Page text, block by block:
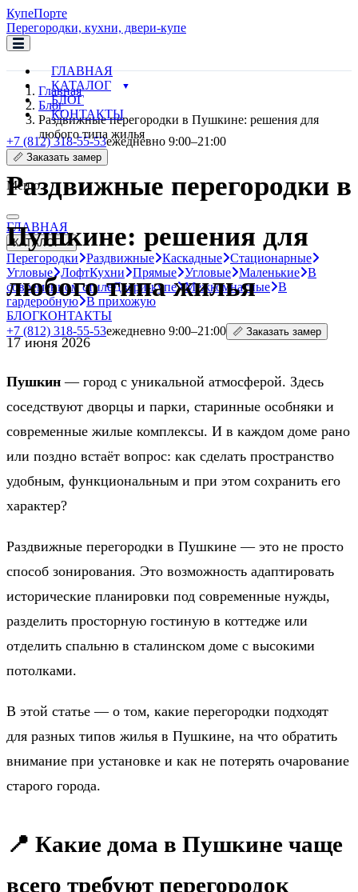
КупеПорте
Перегородки, кухни, двери-купе
ГЛАВНАЯ
КАТАЛОГ
БЛОГ
КОНТАКТЫ
+7 (812) 318-55-53ежедневно 9:00–21:00
📏 Заказать замер
Меню
ГЛАВНАЯ
КАТАЛОГ
Перегородки Раздвижные Каскадные Стационарные
Угловые ЛофтКухни Прямые Угловые Маленькие В
современном стилеДвери-купе Межкомнатные В
гардеробную В прихожую
БЛОГКОНТАКТЫ
+7 (812) 318-55-53ежедневно 9:00–21:00 📏 Заказать замер
Главная
Блог
Раздвижные перегородки в Пушкине: решения для
любого типа жилья
Раздвижные перегородки в
Пушкине: решения для
любого типа жилья
17 июня 2026
Пушкин— город с уникальной атмосферой. Здесь
соседствуют дворцы и парки, старинные особняки и
современные жилые комплексы. И в каждом доме рано
или поздно встаёт вопрос: как сделать пространство
удобным, функциональным и при этом сохранить его
характер?
Раздвижные перегородки в Пушкине — это не просто
способ зонирования. Это возможность адаптировать
исторические планировки под современные нужды,
разделить просторную гостиную в коттедже или
отделить спальню в сталинском доме с высокими
потолками.
В этой статье — о том, какие перегородки подходят
для разных типов жилья в Пушкине, на что обратить
внимание при установке и как не потерять очарование
старого города.
📍 Какие дома в Пушкине чаще
всего требуют перегородок